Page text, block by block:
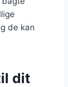
de kan
dit